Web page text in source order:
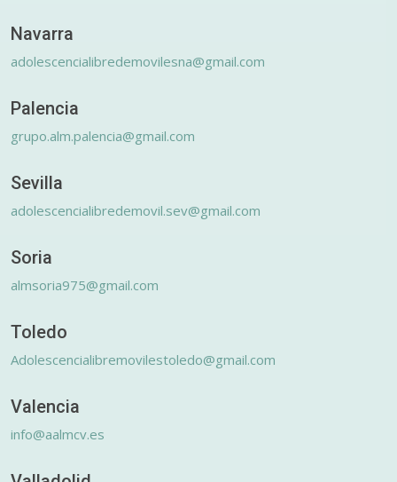
Navarra
adolescencialibredemovilesna@gmail.com
Palencia
grupo.alm.palencia@gmail.com
Sevilla
adolescencialibredemovil.sev@gmail.com
Soria
almsoria975@gmail.com
Toledo
Adolescencialibremovilestoledo@gmail.com
Valencia
info@aalmcv.es